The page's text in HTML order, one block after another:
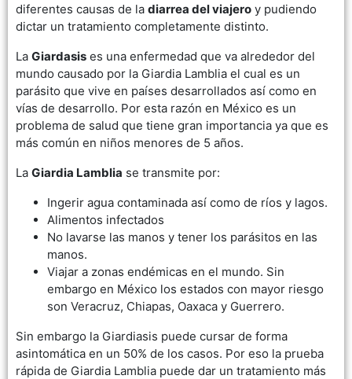
diferentes causas de la diarrea del viajero y pudiendo
dictar un tratamiento completamente distinto.
La Giardasis es una enfermedad que va alrededor del
mundo causado por la Giardia Lamblia el cual es un
parásito que vive en países desarrollados así como en
vías de desarrollo. Por esta razón en México es un
problema de salud que tiene gran importancia ya que es
más común en niños menores de 5 años.
La Giardia Lamblia se transmite por:
Ingerir agua contaminada así como de ríos y lagos.
Alimentos infectados
No lavarse las manos y tener los parásitos en las
manos.
Viajar a zonas endémicas en el mundo. Sin
embargo en México los estados con mayor riesgo
son Veracruz, Chiapas, Oaxaca y Guerrero.
Sin embargo la Giardiasis puede cursar de forma
asintomática en un 50% de los casos. Por eso la prueba
rápida de Giardia Lamblia puede dar un tratamiento más